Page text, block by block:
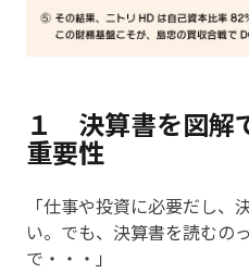
１ 決算書を図解
重要性
「仕事や投資に必要だし
い。でも、決算書を読むの
で・・・」